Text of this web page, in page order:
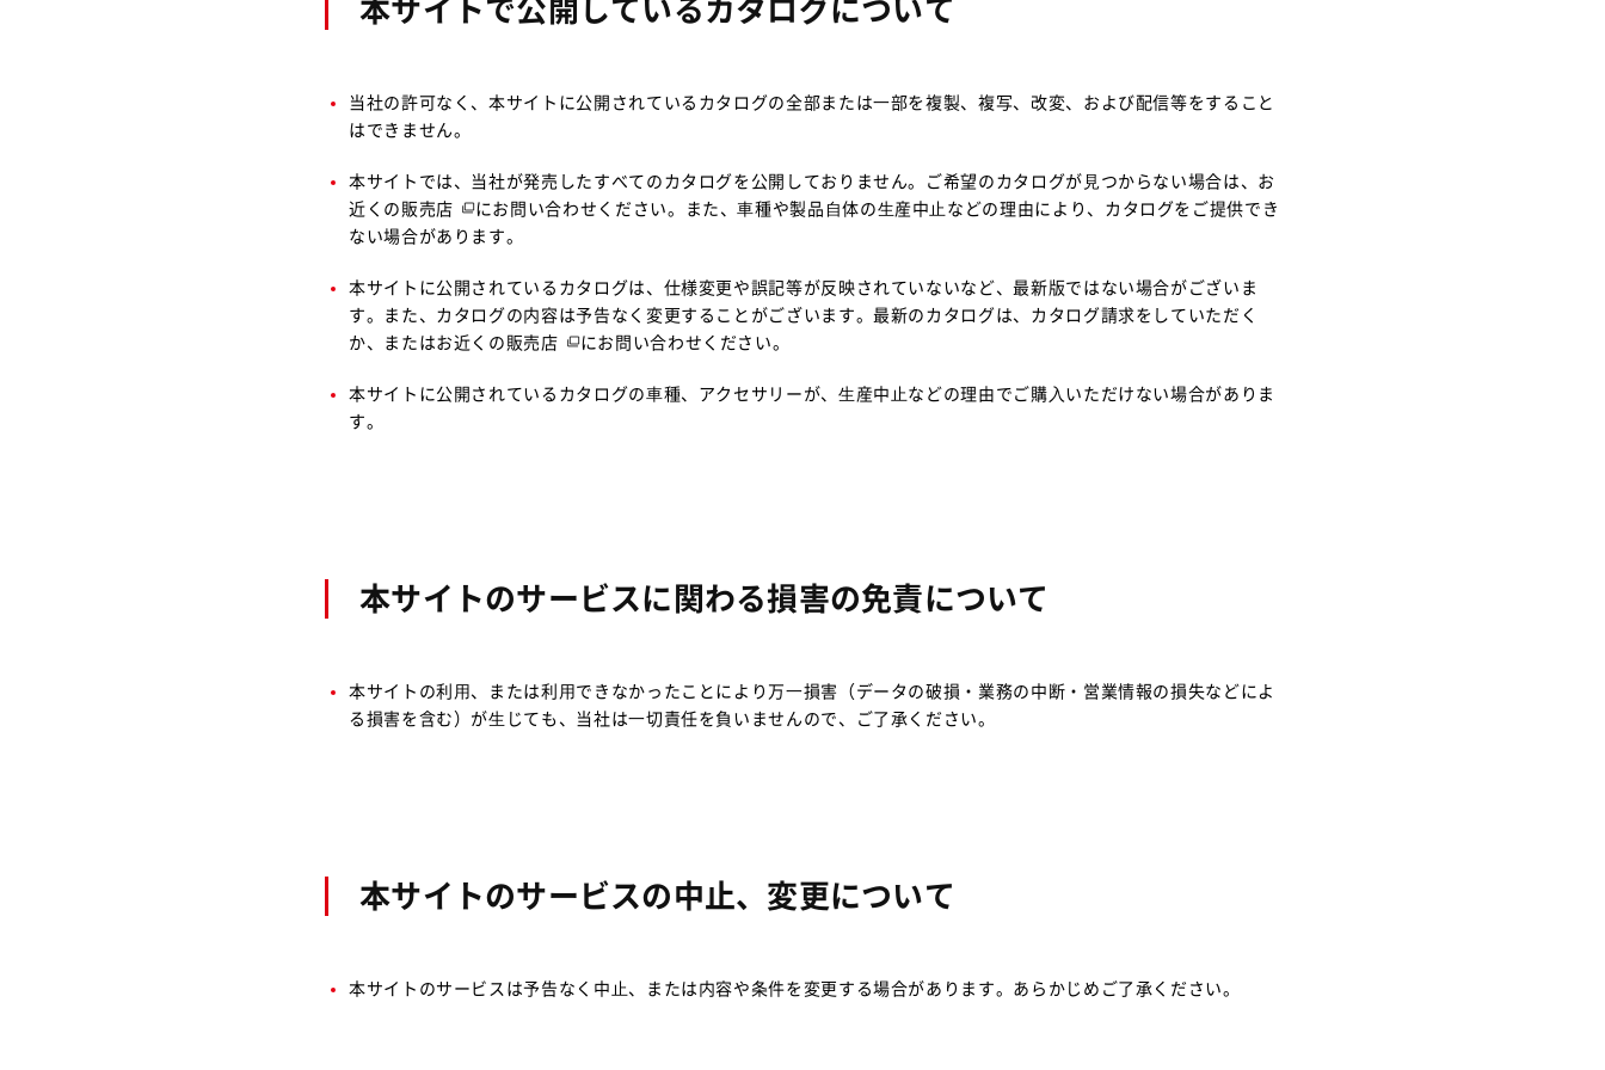
本サイトで公開しているカタログについて
当社の許可なく、本サイトに公開されているカタログの全部または⼀部を複製、複写、改変、および配信等をすること
はできません。
本サイトでは、当社が発売したすべてのカタログを公開しておりません。ご希望のカタログが⾒つからない場合は、 お
近くの販売店
にお問い合わせください。また、⾞種や製品⾃体の⽣産中⽌などの理由により、カタログをご提供でき
ない場合があります。
本サイトに公開されているカタログは、仕様変更や誤記等が反映されていないなど、最新版ではない場合がございま
す。また、カタログの内容は予告なく変更することがございます。最新のカタログは、 カタログ請求 をしていただく
か、またはお近くの販売店 にお問い合わせください。
本サイトに公開されているカタログの⾞種、アクセサリーが、⽣産中⽌などの理由でご購⼊いただけない場合がありま
す。
本サイトのサービスに関わる損害の免責について
本サイトの利⽤、または利⽤できなかったことにより万⼀損害（データの破損・業務の中断・営業情報の損失などによ
る損害を含む）が⽣じても、当社は⼀切責任を負いませんので、ご了承ください。
本サイトのサービスの中止、変更について
本サイトのサービスは予告なく中⽌、または内容や条件を変更する場合があります。あらかじめご了承ください。